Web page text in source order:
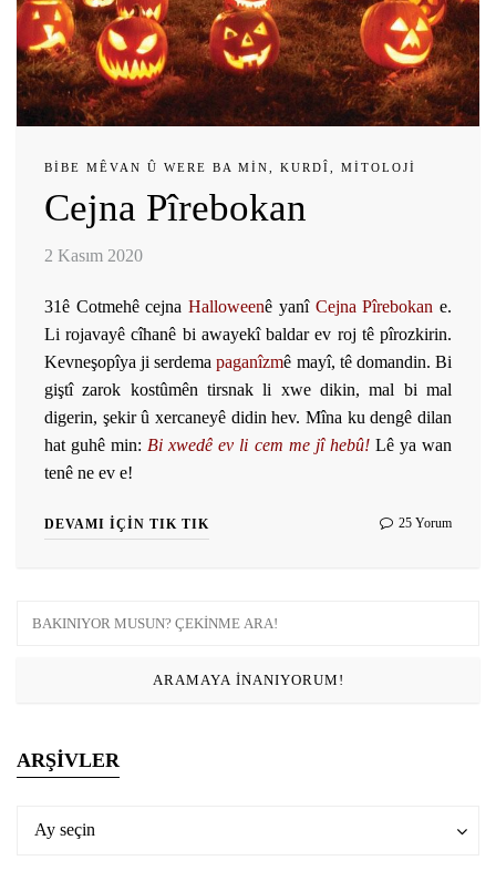
BIBE MÊVAN Û WERE BA MIN KURDÎ MITOLOJI
Cejna Pîrebokan
2 Kasım 2020
31ê Cotmehê cejnaHalloweenê yanî Cejna Pîrebokan e.
Li rojavayê cîhanê bi awayekî baldar ev roj tê pîrozkirin.
Kevneşopîya ji serdemapaganîzmê mayî, tê domandin. Bi
giştî zarok kostûmên tirsnak li xwe dikin, mal bi mal
digerin, şekir û xercaneyê didin hev. Mîna ku dengê dilan
hat guhê min: Bi xwedê ev li cem me jî hebû!Lê ya wan
tenê ne ev e!
DEVAMI İÇIN TIK TIK 25 Yorum
ARŞIVLER
Arşivler
Ay seçin
Arşivler